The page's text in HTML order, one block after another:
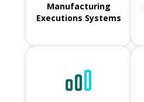
Manufacturing
Executions Systems